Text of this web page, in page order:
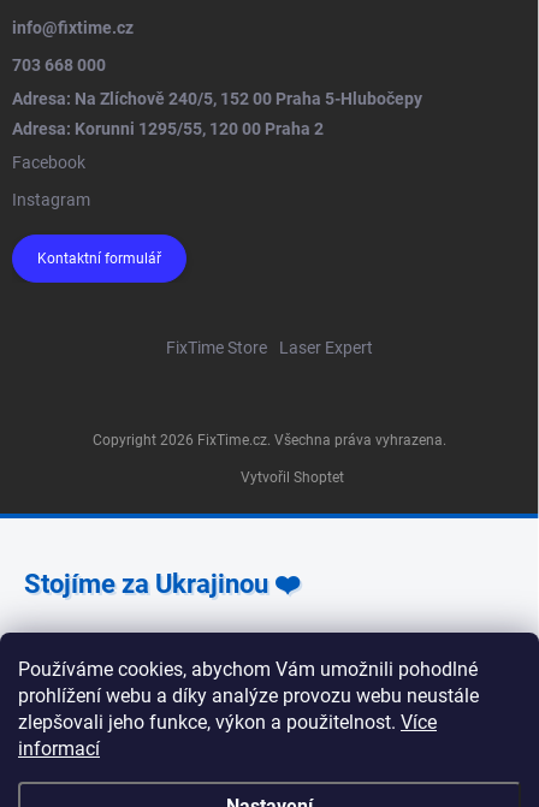
Používáme cookies, abychom Vám umožnili pohodlné
prohlížení webu a díky analýze provozu webu neustále
zlepšovali jeho funkce, výkon a použitelnost. Více
informací
info@fixtime.cz
703 668 000
Adresa: Na Zlíchově 240/5, 152 00 Praha 5-Hlubočepy
Adresa: Korunni 1295/55, 120 00 Praha 2
Facebook
Instagram
Kontaktní formulář
FixTime Store Laser Expert
Vytvořil Shoptet
Copyright 2026 FixTime.cz. Všechna práva vyhrazena.
Stojíme za Ukrajinou ❤️
Jak a čím pomoci »